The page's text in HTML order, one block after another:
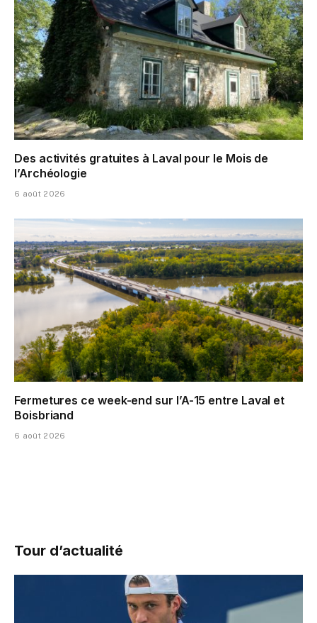
Des activités gratuites à Laval pour le Mois de
l’Archéologie
6 août 2026
Fermetures ce week-end sur l’A-15 entre Laval et
Boisbriand
6 août 2026
Tour d’actualité